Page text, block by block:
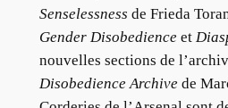
Senselessness de Frieda
Gender Disobedienceet
nouvelles sections de
Disobedience Archivede